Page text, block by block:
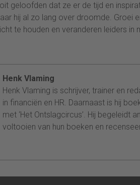
geloofden dat ze er de tijd en
hij al zo lang over droomde. Groei
te houden en veranderen leiders in
Henk Vlaming
Henk Vlaming is schrijver, trainer en
in financiën en HR. Daarnaast is hij
met ‘Het Ontslagcircus’. Hij begeleidt
voltooien van hun boeken en